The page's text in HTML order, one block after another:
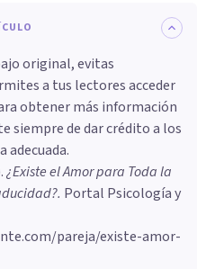
original, evitas
a tus lectores acceder
obtener más información
siempre de dar crédito a los
adecuada.
¿Existe el Amor para Toda la
. Portal Psicología y
pareja/existe-amor-